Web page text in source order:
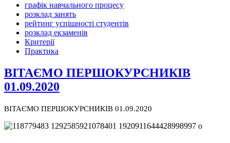
графік навчального процесу
розклад занять
рейтинг успішності студентів
розклад екзаменів
Критерії
Практика
ВІТАЄМО ПЕРШОКУРСНИКІВ
01.09.2020
ВІТАЄМО ПЕРШОКУРСНИКІВ 01.09.2020